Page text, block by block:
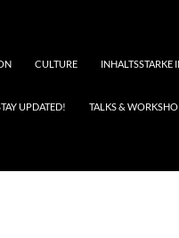
CULTURE INHALTSSTARKE
UPDATED! TALKS &